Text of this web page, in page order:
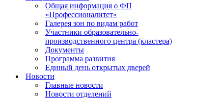
Общая информация о ФП
«Профессионалитет»
Галерея зон по видам работ
Участники образовательно-
производственного центра (кластера)
Документы
Программа развития
Единый день открытых дверей
Новости
Главные новости
Новости отделений